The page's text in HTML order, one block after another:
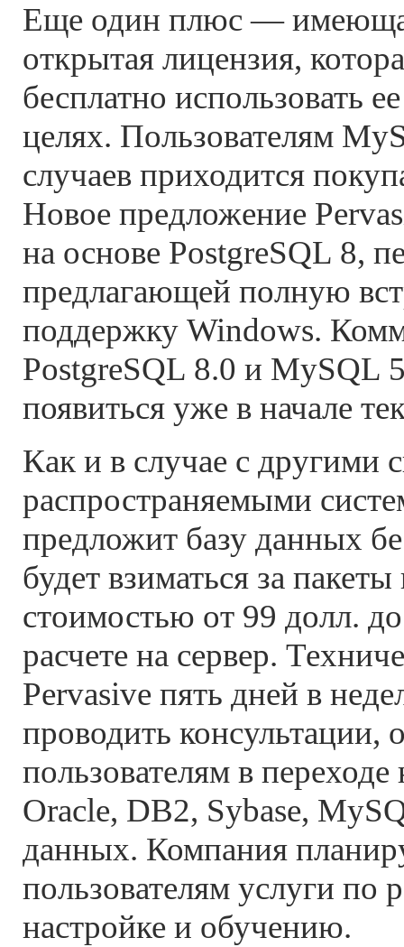
Еще один плюс —
открытая лицензия,
бесплатно использовать
целях. Пользователям
случаев приходится
Новое предложение
на основе PostgreSQL 8,
предлагающей полную
поддержку Windows.
PostgreSQL 8.0 и MySQL
появиться уже в начале
Как и в случае с другими
распространяемыми
предложит базу данных
будет взиматься за
стоимостью от 99 долл.
расчете на сервер.
Pervasive пять дней в
проводить консультации,
пользователям в
Oracle, DB2, Sybase,
данных. Компания
пользователям услуги по
настройке и обучению.